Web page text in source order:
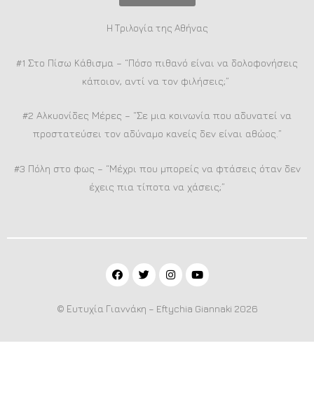
Η Τριλογία της Αθήνας
#1 Στο Πίσω Κάθισμα – “Πόσο πιθανό είναι να δολοφονήσεις
κάποιον, αντί να τον φιλήσεις;”
#2 Αλκυονίδες Μέρες – “Σε μια κοινωνία που αδυνατεί να
προστατεύσει τον αδύναμο κανείς δεν είναι αθώος.”
#3 Πόλη στο φως – “Μέχρι που μπορείς να φτάσεις όταν δεν
έχεις πια τίποτα να χάσεις;”
© Ευτυχία Γιαννάκη – Eftychia Giannaki 2026